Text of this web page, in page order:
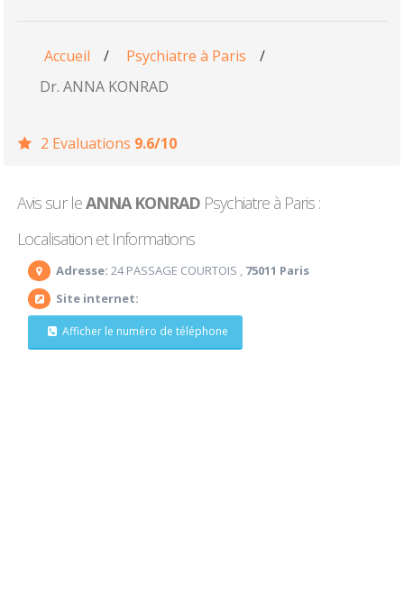
Accueil / Psychiatre à Paris
/
Dr. ANNA KONRAD
2 Evaluations 9.6/10
Avis sur leANNA KONRAD Psychiatre à Paris :
Localisation et Informations
Adresse: 24 PASSAGE COURTOIS , 75011 Paris
Site internet:
Afficher le numéro de téléphone